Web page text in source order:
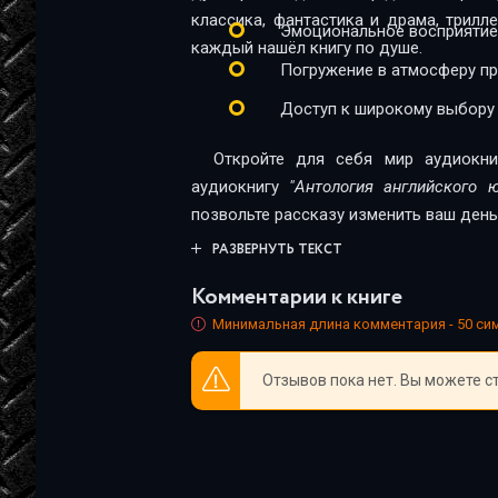
(Исполнитель аудиокниги:
Переводчик: Ливергант
касательно Рождества
(Исполнитель аудиокниги:
Переводчик: Ливергант
аудиокниги: Самойлов Владимир
Александр
Владимир Иванович, Автор:
Яковлевич).Приятель Аль Капоне
Автор: Честертон Гилберт Кит,
Íà ðàññâåòå
Äåôîñèëèçàöèÿ ñëèâîâîãî ïóäèíãà
Âåòõèé çàâåò
Íåêîòîðûå îøèáêè î Ðîæäåñòâå
Ðåïåòèöèÿ «Ìàêáåòà»
Ïðèÿòåëü Àëü Êàïîíå
классика, фантастика и драма,
каждый нашёл книгу по душе.
Эмоциональное восприятие
Погружение в атмосферу
Доступ к широкому выбору
Откройте для себя мир
аудиокнигу "Антология английского
позвольте рассказу изменить ваш
РАЗВЕРНУТЬ ТЕКСТ
Комментарии к книге
Минимальная длина комментария - 50
Отзывов пока нет. Вы можете